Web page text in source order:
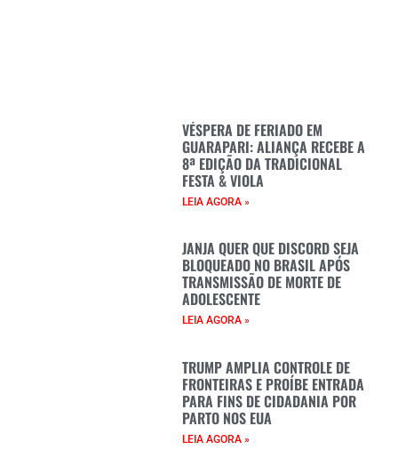
VÉSPERA DE FERIADO EM
GUARAPARI: ALIANÇA RECEBE A
8ª EDIÇÃO DA TRADICIONAL
FESTA & VIOLA
LEIA AGORA »
JANJA QUER QUE DISCORD SEJA
BLOQUEADO NO BRASIL APÓS
TRANSMISSÃO DE MORTE DE
ADOLESCENTE
LEIA AGORA »
TRUMP AMPLIA CONTROLE DE
FRONTEIRAS E PROÍBE ENTRADA
PARA FINS DE CIDADANIA POR
PARTO NOS EUA
LEIA AGORA »